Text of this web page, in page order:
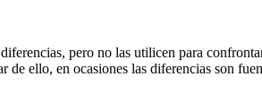
pero no las utilicen para
ello, en ocasiones las diferencias son